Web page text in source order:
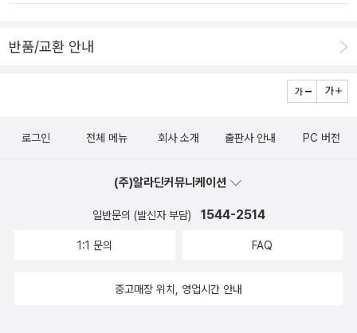
뷰=> http://blog.aladin.co.kr/714960143/4880545 삶의 길
은 물론 사회, 과학, 경제에 이르기까지 명저라는 이름으로 읽혀온 모
든 분야를 망라한다. 영원한 순수를 그리며 전 세계에서 통과의례처
럼 읽히는 『호밀밭의 파수꾼』, 로마제국이 멸망한 이유를 파악하면서
해 미국 사회의 이면을 파헤친 『파워엘리트』, 균형을 중시하는 중용
고전을 이 한 권으로 만난다....... (알라딘 책소개) 고전탐닉을 읽고
'허연'이란 저자가 궁금해 그의 시집 <나쁜 소년이 서 있다>도 구입해
전탐닉2>도 기대만큼 만족할거라 믿어 의심치 않는다.호밀밭의 파수
저자는 어떻게 풀어냈을지 궁금... 지난 주 장영희 선생님의 <어떻
반품/교환 안내
로그인 전체 메뉴 회사 소개 출판사 안내 PC 버전
(주)알라딘커뮤니케이션
일반문의 (발신자 부담) 1544-2514
1:1 문의 FAQ
중고매장 위치, 영업시간 안내